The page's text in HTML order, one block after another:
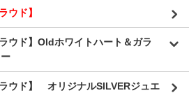
ウド】
ウド】Oldホワイトハート＆ガラ
ウド】 オリジナルSILVERジュエ